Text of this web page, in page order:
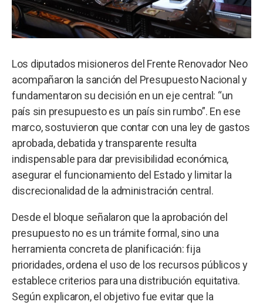
Los diputados misioneros del Frente Renovador Neo
acompañaron la sanción del Presupuesto Nacional y
fundamentaron su decisión en un eje central: “un
país sin presupuesto es un país sin rumbo”. En ese
marco, sostuvieron que contar con una ley de gastos
aprobada, debatida y transparente resulta
indispensable para dar previsibilidad económica,
asegurar el funcionamiento del Estado y limitar la
discrecionalidad de la administración central.
Desde el bloque señalaron que la aprobación del
presupuesto no es un trámite formal, sino una
herramienta concreta de planificación: fija
prioridades, ordena el uso de los recursos públicos y
establece criterios para una distribución equitativa.
Según explicaron, el objetivo fue evitar que la